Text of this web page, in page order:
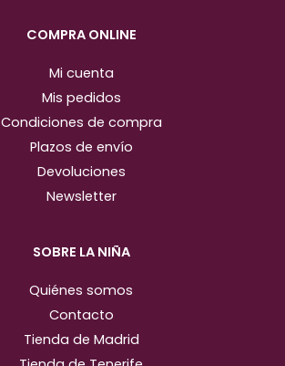
m
COMPRA ONLINE
Mi cuenta
Mis pedidos
Condiciones de compra
Plazos de envío
Devoluciones
Newsletter
SOBRE LA NIÑA
Quiénes somos
Contacto
Tienda de Madrid